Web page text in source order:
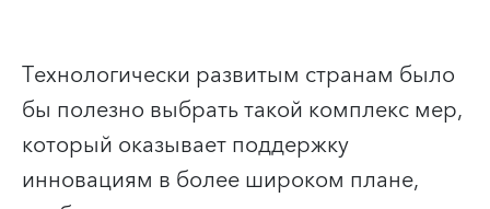
Технологически развитым странам было
бы полезно выбрать такой комплекс мер,
который оказывает поддержку
инновациям в более широком плане,